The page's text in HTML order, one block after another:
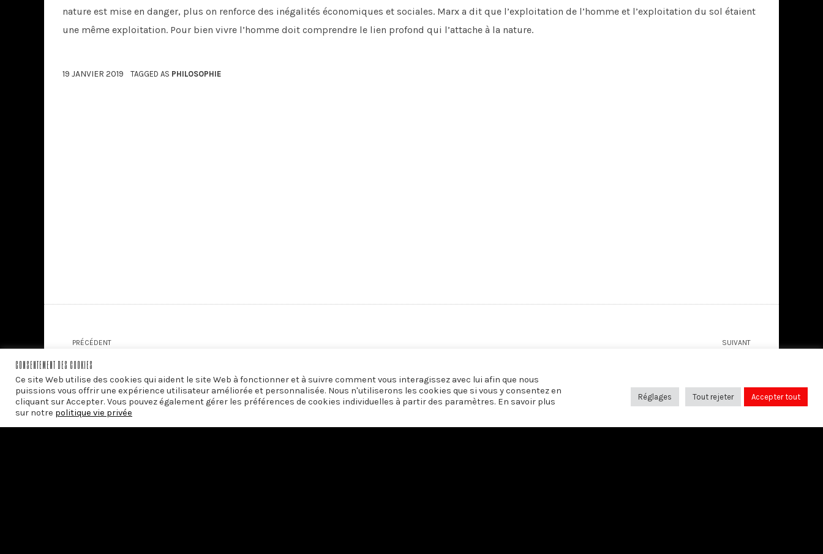
nature est mise en danger, plus on renforce des inégalités économiques et sociales. Marx a dit que l’exploitation de l’homme et l’exploitation du sol étaient
une même exploitation. Pour bien vivre l’homme doit comprendre le lien profond qui l’attache à la nature.
19 JANVIER 2019 TAGGED AS PHILOSOPHIE
PRÉCÉDENT
Bulle, une wasserette mobile
SUIVANT
CONSENTEMENT DES COOKIES
Ce site Web utilise des cookies qui aident le site Web à fonctionner et à suivre comment vous interagissez avec lui afin que nous
puissions vous offrir une expérience utilisateur améliorée et personnalisée. Nous n'utiliserons les cookies que si vous y consentez en
cliquant sur Accepter. Vous pouvez également gérer les préférences de cookies individuelles à partir des paramètres. En savoir plus
sur notre politique vie privée
Réglages Tout rejeter Accepter tout